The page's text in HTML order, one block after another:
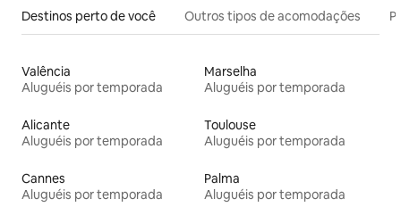
Destinos perto de você Outros tipos de acomodações
Valência
Aluguéis por temporada
Marselha
Aluguéis por temporada
Alicante
Aluguéis por temporada
Toulouse
Aluguéis por temporada
Cannes
Aluguéis por temporada
Palma
Aluguéis por temporada